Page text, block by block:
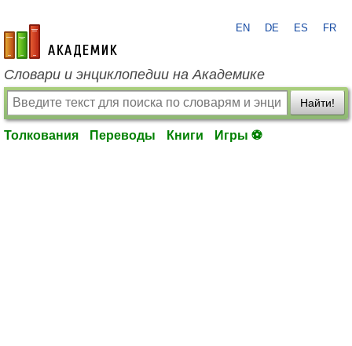
academic.ru
EN DE ES FR
Словари и энциклопедии на Академике
Найти!
Толкования Переводы Книги Игры ⚽